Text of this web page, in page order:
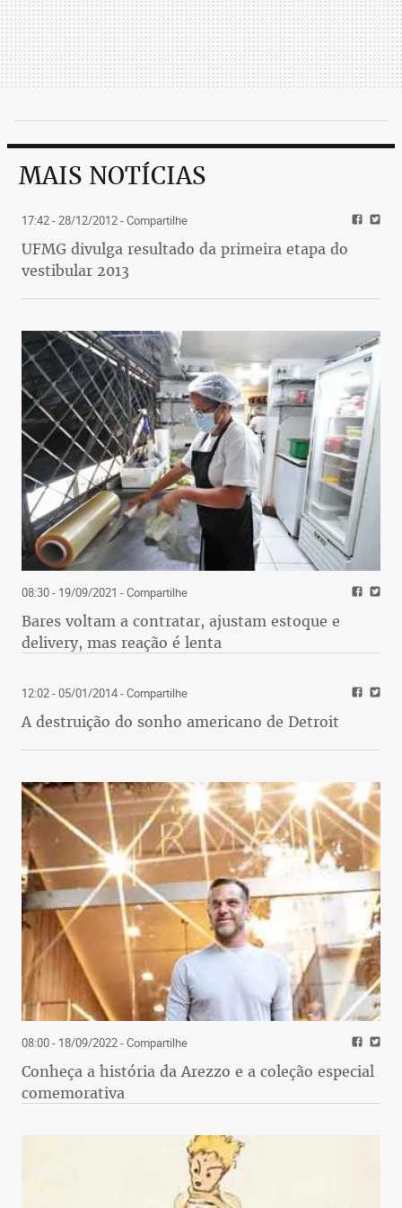
MAIS NOTÍCIAS
17:42 - 28/12/2012- Compartilhe
UFMG divulga resultado da primeira etapa do
vestibular 2013
08:30 - 19/09/2021 - Compartilhe
Bares voltam a contratar, ajustam estoque e
delivery, mas reação é lenta
12:02 - 05/01/2014- Compartilhe
A destruição do sonho americano de Detroit
08:00 - 18/09/2022- Compartilhe
Conheça a história da Arezzo e a coleção especial
comemorativa